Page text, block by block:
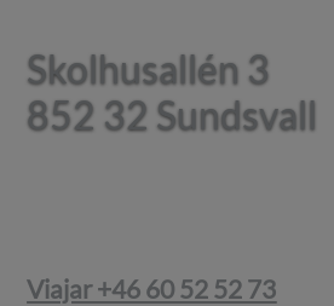
Skolhusallén 3
852 32 Sundsvall
Skolhusallén 3
852 32 Sundsvall
Viajar +46 60 52 52 73